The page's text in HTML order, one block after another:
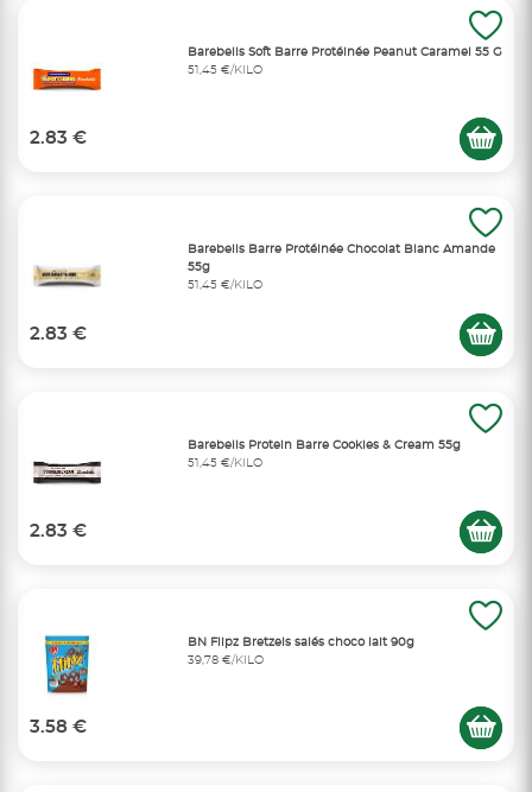
Barebells Soft Barre Protéinée Peanut Caramel 55 G
51,45 €/KILO
2.83 €
Barebells Barre Protéinée Chocolat Blanc Amande
55g
51,45 €/KILO
2.83 €
Barebells Protein Barre Cookies & Cream 55g
51,45 €/KILO
2.83 €
BN Flipz Bretzels salés choco lait 90g
39,78 €/KILO
3.58 €